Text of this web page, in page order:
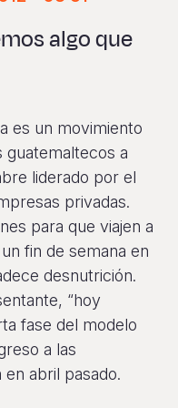
Ukraine
Ghana
Malawi
Mali
Mauritania
Rwanda
Senegal
El
Honduras
Mexico
Nicaragua
Peru
Venezuela
Laos
Myanmar
Nepal
New
North
Philippines
Singapore
Finland
Germany
Iraq
Ireland
Italy
Lebanon
Moldova
algo que
es un movimiento
guatemaltecos a
liderado por el
privadas.
para que viajen a
fin de semana en
desnutrición.
“hoy
fase del modelo
a las
abril pasado.